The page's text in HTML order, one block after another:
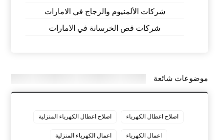
شركات الألمنيوم والزجاج في الامارات
شركات قص الخرسانة في الامارات
موضوعات شائعة
اصلاح اعطال الكهرباء اصلاح اعطال الكهرباء المنزلية
اعمال الكهرباء اعمال الكهرباء المنزلية